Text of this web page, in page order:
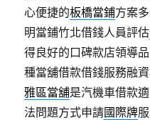
心便捷的板橋當鋪方案
明當鋪竹北借錢人員評估
得良好的口碑款店領導
種當舖借款借錢服務融
雅區當舖是汽機車借款
法問題方式申請國際牌